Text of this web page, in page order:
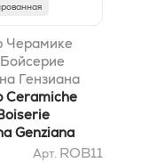
Черамике
Гензиана
Ceramiche
Genziana
Арт. ROB11